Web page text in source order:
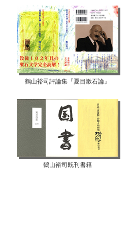
【07月10日...
鶴山裕司評論集『夏目漱石論』
鶴山裕司既刊書籍